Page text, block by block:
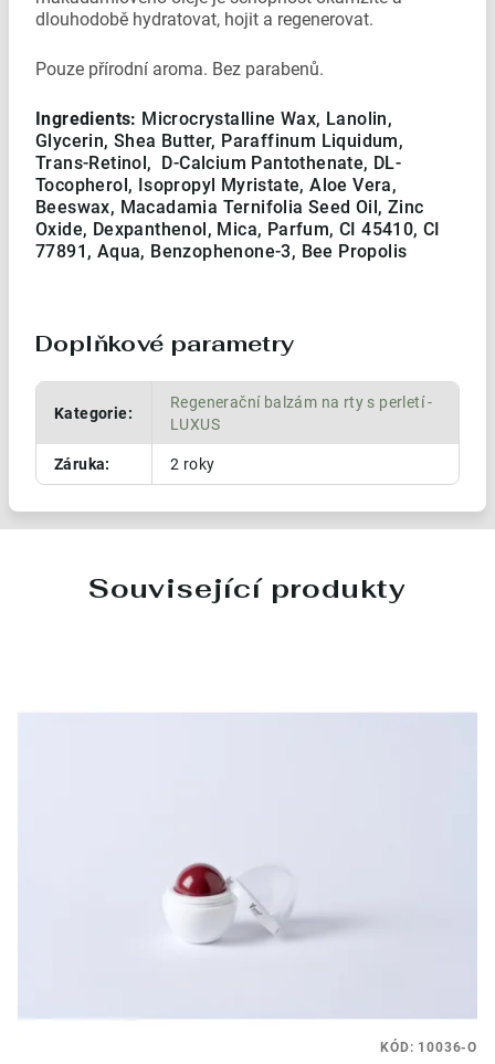
dlouhodobě hydratovat, hojit a regenerovat.
Pouze přírodní aroma. Bez parabenů.
Ingredients: Microcrystalline Wax, Lanolin,
Glycerin, Shea Butter, Paraffinum Liquidum,
Trans-Retinol, D-Calcium Pantothenate, DL-
Tocopherol, Isopropyl Myristate, Aloe Vera,
Beeswax, Macadamia Ternifolia Seed Oil, Zinc
Oxide, Dexpanthenol, Mica, Parfum, CI 45410, CI
77891, Aqua, Benzophenone-3, Bee Propolis
Doplňkové parametry
Kategorie:
Regenerační balzám na rty s perletí -
LUXUS
Záruka: 2 roky
Související produkty
KÓD: 10036-O